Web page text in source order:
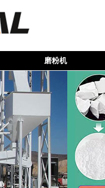
磨粉机